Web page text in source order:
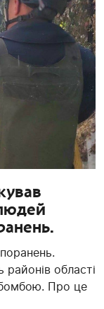
області
Про це